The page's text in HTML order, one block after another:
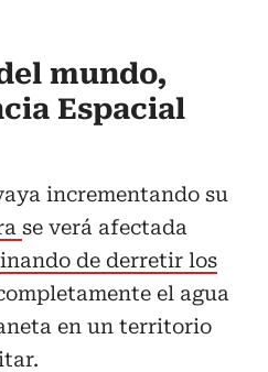
mundo,
Espacial
incrementando su
se verá afectada
de derretir los
el agua
en un territorio